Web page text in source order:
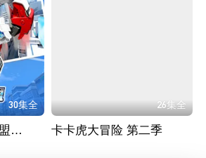
30集全
咖宝车神之拯救联盟（上）
26集全
卡卡虎大冒险 第二季